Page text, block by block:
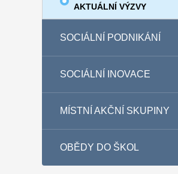
AKTUÁLNÍ VÝZVY
SOCIÁLNÍ PODNIKÁNÍ
SOCIÁLNÍ INOVACE
MÍSTNÍ AKČNÍ SKUPINY
OBĚDY DO ŠKOL